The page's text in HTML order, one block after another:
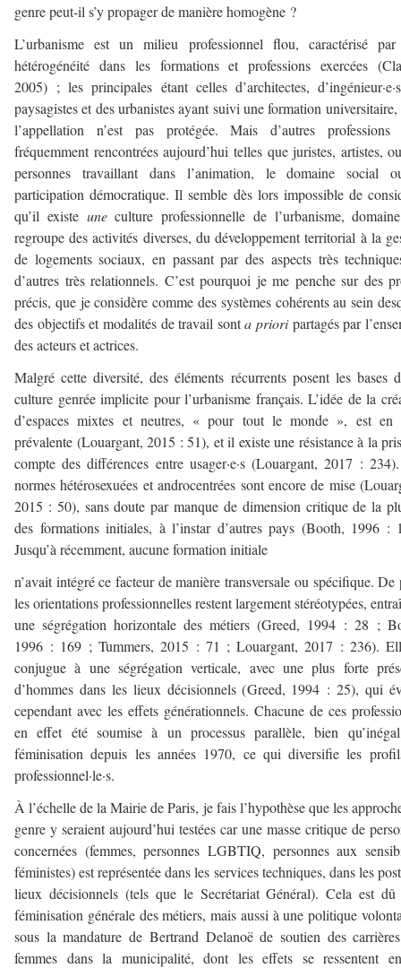
genre peut-il s’y propager de manière homogène ?
L’urbanisme est un milieu professionnel flou, caractérisé
hétérogénéité dans les formations et professions exercées
2005) ; les principales étant celles d’architectes,
paysagistes et des urbanistes ayant suivi une formation
l’appellation n’est pas protégée. Mais d’autres professions
fréquemment rencontrées aujourd’hui telles que juristes, artistes,
personnes travaillant dans l’animation, le domaine social
participation démocratique. Il semble dès lors impossible de
qu’il existe uneculture professionnelle de l’urbanisme,
regroupe des activités diverses, du développement territorial à la
de logements sociaux, en passant par des aspects très
d’autres très relationnels. C’est pourquoi je me penche sur des
précis, que je considère comme des systèmes cohérents au sein
des objectifs et modalités de travail sonta prioripartagés par
des acteurs et actrices.
Malgré cette diversité, des éléments récurrents posent les bases
culture genrée implicite pour l’urbanisme français. L’idée de la
d’espaces mixtes et neutres, « pour tout le monde », est en
prévalente (Louargant, 2015 : 51), et il existe une résistance à la
compte des différences entre usager·e·s (Louargant, 2017 :
normes hétérosexuées et androcentrées sont encore de mise
2015 : 50), sans doute par manque de dimension critique de la
des formations initiales, à l’instar d’autres pays (Booth, 1996 :
Jusqu’à récemment, aucune formation initiale
n’avait intégré ce facteur de manière transversale ou spécifique. De
les orientations professionnelles restent largement stéréotypées,
une ségrégation horizontale des métiers (Greed, 1994 : 28 ;
1996 : 169 ; Tummers, 2015 : 71 ; Louargant, 2017 : 236).
conjugue à une ségrégation verticale, avec une plus forte
d’hommes dans les lieux décisionnels (Greed, 1994 : 25), qui
cependant avec les effets générationnels. Chacune de ces
en effet été soumise à un processus parallèle, bien
féminisation depuis les années 1970, ce qui diversifie les
professionnel·le·s.
À l’échelle de la Mairie de Paris, je fais l’hypothèse que les
genre y seraient aujourd’hui testées car une masse critique de
concernées (femmes, personnes LGBTIQ, personnes aux
féministes) est représentée dans les services techniques, dans les
lieux décisionnels (tels que le Secrétariat Général). Cela est
féminisation générale des métiers, mais aussi à une politique
sous la mandature de Bertrand Delanoë de soutien des
femmes dans la municipalité, dont les effets se ressentent